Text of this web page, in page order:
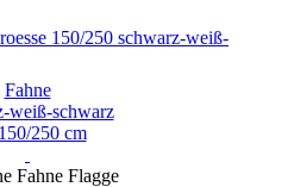
Fahne
weiß-schwarz
250 cm
Fahne Flagge